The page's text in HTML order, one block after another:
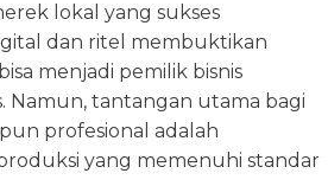
lokal yang sukses
dan ritel membuktikan
menjadi pemilik bisnis
Namun, tantangan utama bagi
profesional adalah
yang memenuhi standar